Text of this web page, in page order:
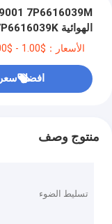
الهوائية VW PHAETON 7P6616039K
الأسعار：$1.00 - $185.00/Pieces
افضل سعر
منتوج وصف
تسليط الضوء